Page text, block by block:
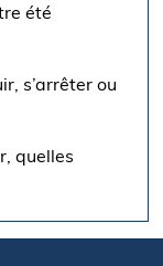
été
s’arrêter ou
quelles